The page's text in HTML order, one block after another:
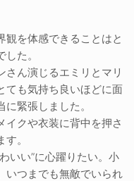
観を体感できることはと
た。
ん演じるエミリとマリ
ても気持ち良いほどに面
緊張しました。
イクや衣装に背中を押さ
。
いい”に心躍りたい。小
いつまでも無敵でいられ